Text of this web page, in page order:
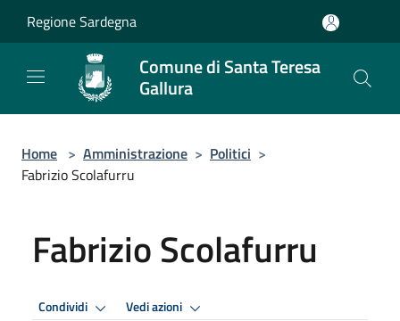
Regione Sardegna
Comune di Santa Teresa
Gallura
Home > Amministrazione > Politici >
Fabrizio Scolafurru
Fabrizio Scolafurru
Condividi Vedi azioni